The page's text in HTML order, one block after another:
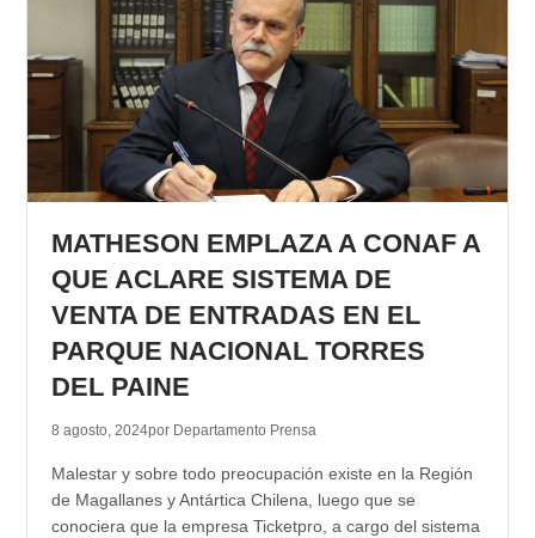
MATHESON EMPLAZA A CONAF A
QUE ACLARE SISTEMA DE
VENTA DE ENTRADAS EN EL
PARQUE NACIONAL TORRES
DEL PAINE
8 agosto, 2024por Departamento Prensa
Malestar y sobre todo preocupación existe en la Región
de Magallanes y Antártica Chilena, luego que se
conociera que la empresa Ticketpro, a cargo del sistema